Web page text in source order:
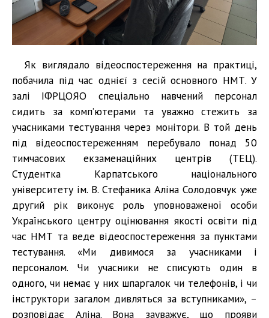
Як виглядало відеоспостереження на практиці,
побачила під час однієї з сесій основного НМТ. У
залі ІФРЦОЯО спеціально навчений персонал
сидить за комп’ютерами та уважно стежить за
учасниками тестування через монітори. В той день
під відеоспостереженням перебувало понад 50
тимчасових екзаменаційних центрів (ТЕЦ).
Студентка Карпатського національного
університету ім. В. Стефаника Аліна Солодовчук уже
другий рік виконує роль уповноваженої особи
Українського центру оцінювання якості освіти під
час НМТ та веде відеоспостереження за пунктами
тестування. «Ми дивимося за учасниками і
персоналом. Чи учасники не списують один в
одного, чи немає у них шпаргалок чи телефонів, і чи
інструктори загалом дивляться за вступниками», –
розповідає Аліна. Вона зауважує, що прояви